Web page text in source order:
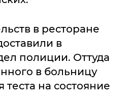
в ресторане
в
полиции. Оттуда
в больницу
на состояние